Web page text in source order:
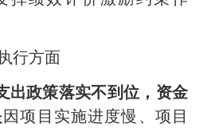
行方面
出政策落实不到位，资金
因项目实施进度慢、项目